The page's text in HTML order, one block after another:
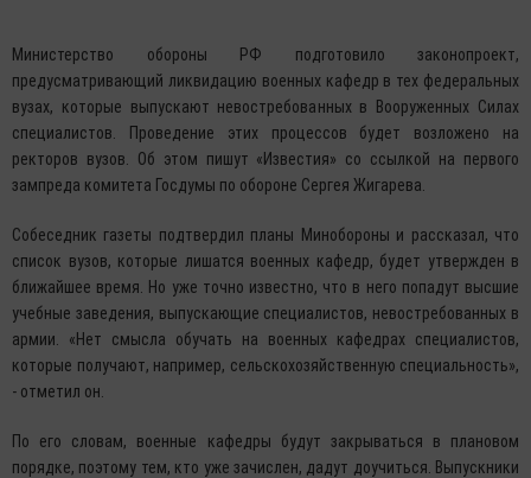
Министерство обороны РФ подготовило законопроект,
предусматривающий ликвидацию военных кафедр в тех федеральных
вузах, которые выпускают невостребованных в Вооруженных Силах
специалистов. Проведение этих процессов будет возложено на
ректоров вузов. Об этом пишут «Известия» со ссылкой на первого
зампреда комитета Госдумы по обороне Сергея Жигарева.
Собеседник газеты подтвердил планы Минобороны и рассказал, что
список вузов, которые лишатся военных кафедр, будет утвержден в
ближайшее время. Но уже точно известно, что в него попадут высшие
учебные заведения, выпускающие специалистов, невостребованных в
армии. «Нет смысла обучать на военных кафедрах специалистов,
которые получают, например, сельскохозяйственную специальность»,
- отметил он.
По его словам, военные кафедры будут закрываться в плановом
порядке, поэтому тем, кто уже зачислен, дадут доучиться. Выпускники